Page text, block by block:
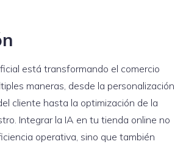
está transformando el comercio
maneras, desde la personalización
cliente hasta la optimización de la
Integrar la IA en tu tienda online no
operativa, sino que también